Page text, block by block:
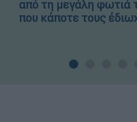
από τη μεγάλη φωτιά
που κάποτε τους